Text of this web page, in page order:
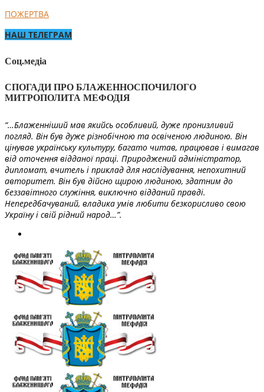
ПОЖЕРТВА
НАШ ТЕЛЕГРАМ
Соц.медіа
СПОГАДИ ПРО БЛАЖЕННОСПОЧИЛОГО
МИТРОПОЛИТА МЕФОДІЯ
“…Блаженніший мав якийсь особливий, дуже пронизливий
погляд. Він був дуже різнобічною та освіченою людиною. Він
цінував українську культуру, багато читав, працював і вимагав
від оточення відданої праці. Природжений адміністратор,
дипломат, вчитель і приклад для наслідування, непохитний
авторитет. Він був дійсно щирою людиною, здатним до
беззавітного служіння, виключно відданий правді.
Непередбачуваний, владика умів любити безкорисливо свою
Україну і свій рідний народ…”.